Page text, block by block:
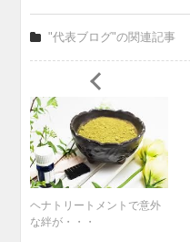
"代表ブログ"の関連記事
ヘナトリートメントで意外
な絆が・・・